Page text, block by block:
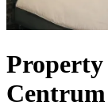
Centrum